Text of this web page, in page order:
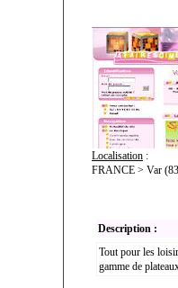
Localisation :
FRANCE > Var
Description :
Tout pour les
gamme de